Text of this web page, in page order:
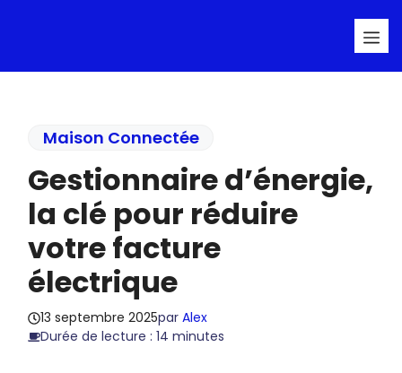
Maison Connectée
Gestionnaire d’énergie,
la clé pour réduire
votre facture
électrique
13 septembre 2025parAlex
Durée de lecture : 14 minutes